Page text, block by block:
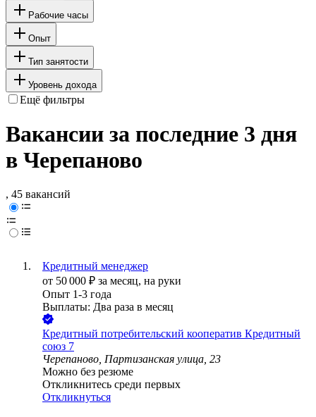
Рабочие часы
Опыт
Тип занятости
Уровень дохода
Ещё фильтры
Вакансии за последние 3 дня
в Черепаново
, 45 вакансий
Кредитный менеджер
от 50 000 ₽ за месяц, на руки
Опыт 1-3 года
Выплаты: Два раза в месяц
Кредитный потребительский кооператив Кредитный
союз 7
Черепаново, Партизанская улица, 23
Можно без резюме
Откликнитесь среди первых
Откликнуться